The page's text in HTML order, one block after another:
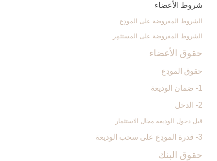
شروط الأعضاء
الشروط المفروضة على المودِع
الشروط المفروضة على المستثمِر
حقوق الأعضاء
حقوق المودِع
1- ضمان الوديعة
2- الدخل
قبل دخول الوديعة مجال الاستثمار
3- قدرة المودِع على سحب الوديعة
حقوق البنك